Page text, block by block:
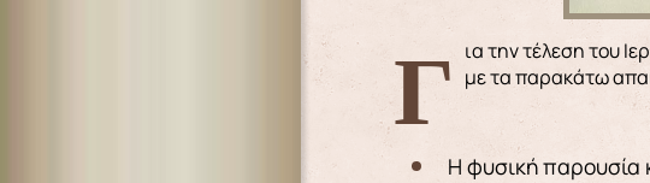
Για την τέλεση του Ιερού Μυστηρίου του Βαπτίσματος απαιτείται η έκδοση ΑΔΕΙΑΣ ΒΑΠΤΙΣΕΩΣ από την Ιερά Μητρόπολη, με τα παρακάτω
Η φυσική παρουσία